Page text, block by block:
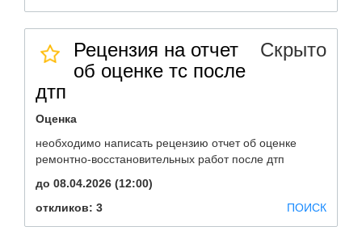
Рецензия на отчет
об оценке тс после
дтп
Скрыто
Оценка
необходимо написать рецензию отчет об оценке
ремонтно-восстановительных работ после дтп
до 08.04.2026 (12:00)
откликов: 3
ПОИСК